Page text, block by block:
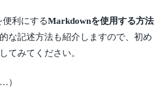
便利にするMarkdownを使用する方法
な記述方法も紹介しますので、初め
てみてください。
）